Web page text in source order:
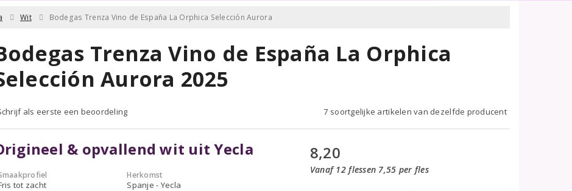
Wit Bodegas Trenza Vino de España La Orphica Selección Aurora
Trenza Vino de España La Orphica
Aurora 2025
als eerste een beoordeling 7 soortgelijke artikelen van dezelfde producent
& opvallend wit uit Yecla
tot zacht
Herkomst
Spanje - Yecla
8,20
Vanaf 12 flessen 7,55 per fles